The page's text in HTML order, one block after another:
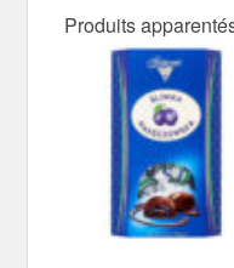
Produits